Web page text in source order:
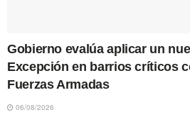
Gobierno evalúa aplicar un
Excepción en barrios críticos
Fuerzas Armadas
06/08/2026